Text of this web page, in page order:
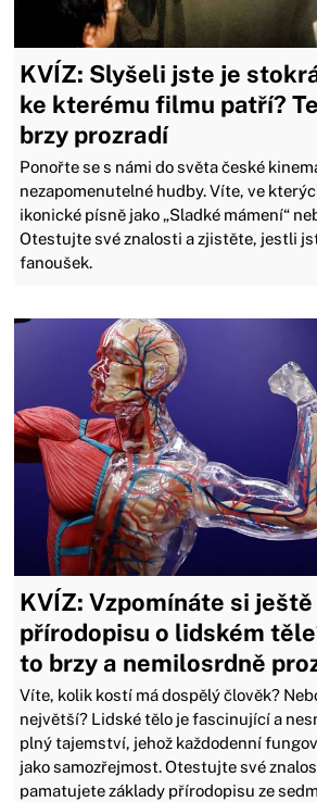
KVÍZ: Slyšeli jste je
ke kterému filmu patří?
brzy prozradí
Ponořte se s námi do světa české
nezapomenutelné hudby. Víte, ve
ikonické písně jako „Sladké mámení“
Otestujte své znalosti a zjistěte, jestli
fanoušek.
KVÍZ: Vzpomínáte si
přírodopisu o lidském
to brzy a nemilosrdně
Víte, kolik kostí má dospělý člověk?
největší? Lidské tělo je fascinující a
plný tajemství, jehož každodenní
jako samozřejmost. Otestujte své
pamatujete základy přírodopisu ze